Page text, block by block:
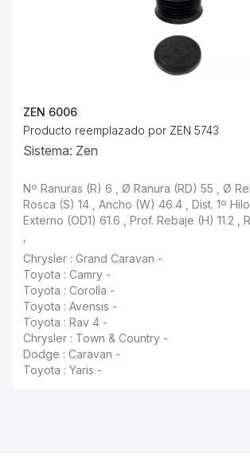
ZEN 6006
Producto reemplazado por ZEN 5743
Sistema: Zen
Nº Ranuras (R) 6 , Ø Ranura (RD) 55 , Ø
Rosca (S) 14 , Ancho (W) 46.4 , Dist. 1º
Externo (OD1) 61.6 , Prof. Rebaje (H) 11.2 ,
Chrysler : Grand Caravan -
Toyota : Camry -
Toyota : Corolla -
Toyota : Avensis -
Toyota : Rav 4 -
Chrysler : Town & Country -
Dodge : Caravan -
Toyota : Yaris -